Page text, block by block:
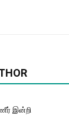
இன்றி